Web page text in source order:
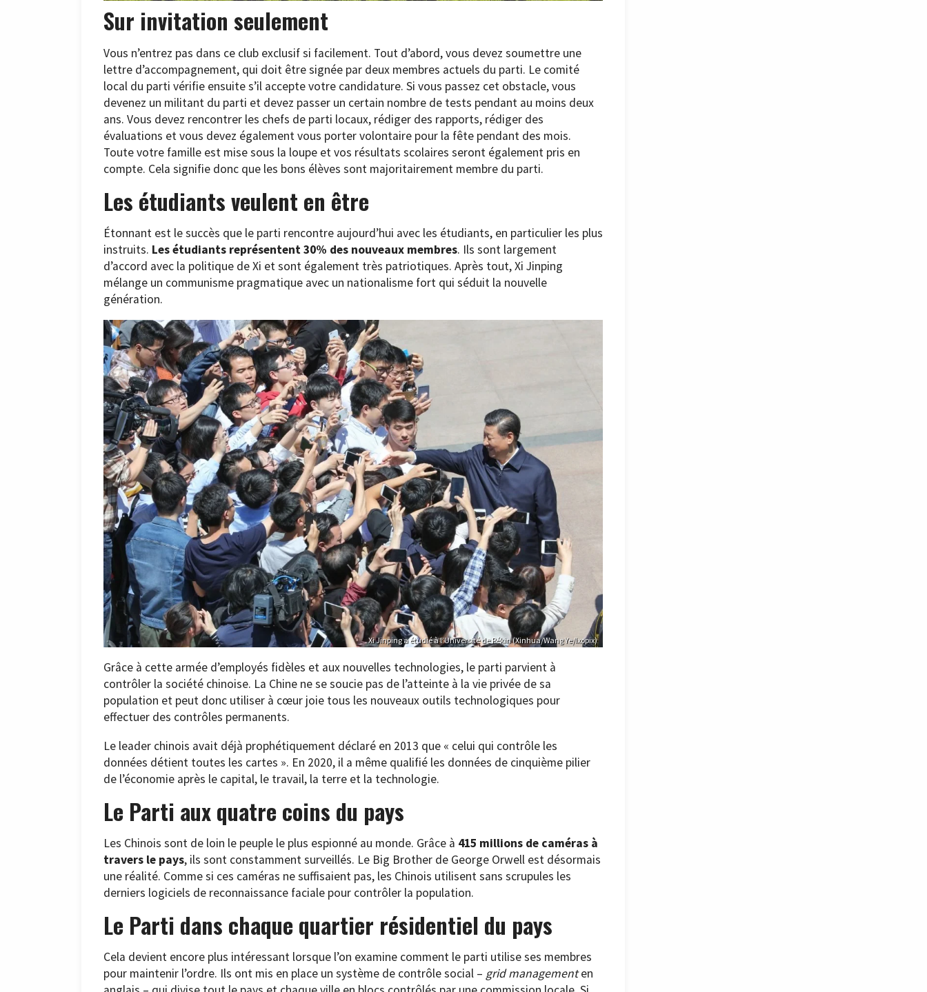
Sur invitation seulement
Vous n’entrez pas dans ce club exclusif si facilement. Tout d’abord, vous devez soumettre une
lettre d’accompagnement, qui doit être signée par deux membres actuels du parti. Le comité
local du parti vérifie ensuite s’il accepte votre candidature. Si vous passez cet obstacle, vous
devenez un militant du parti et devez passer un certain nombre de tests pendant au moins deux
ans. Vous devez rencontrer les chefs de parti locaux, rédiger des rapports, rédiger des
évaluations et vous devez également vous porter volontaire pour la fête pendant des mois.
Toute votre famille est mise sous la loupe et vos résultats scolaires seront également pris en
compte. Cela signifie donc que les bons élèves sont majoritairement membre du parti.
Les étudiants veulent en être
Étonnant est le succès que le parti rencontre aujourd’hui avec les étudiants, en particulier les plus
instruits. Les étudiants représentent 30% des nouveaux membres. Ils sont largement
d’accord avec la politique de Xi et sont également très patriotiques. Après tout, Xi Jinping
mélange un communisme pragmatique avec un nationalisme fort qui séduit la nouvelle
génération.
Xi Jinping a étudié à l’Université de Pékin (Xinhua/Wang Ye/Ixopix)
Grâce à cette armée d’employés fidèles et aux nouvelles technologies, le parti parvient à
contrôler la société chinoise. La Chine ne se soucie pas de l’atteinte à la vie privée de sa
population et peut donc utiliser à cœur joie tous les nouveaux outils technologiques pour
effectuer des contrôles permanents.
Le leader chinois avait déjà prophétiquement déclaré en 2013 que « celui qui contrôle les
données détient toutes les cartes ». En 2020, il a même qualifié les données de cinquième pilier
de l’économie après le capital, le travail, la terre et la technologie.
Le Parti aux quatre coins du pays
Les Chinois sont de loin le peuple le plus espionné au monde. Grâce à 415 millions de caméras à
travers le pays, ils sont constamment surveillés. Le Big Brother de George Orwell est désormais
une réalité. Comme si ces caméras ne suffisaient pas, les Chinois utilisent sans scrupules les
derniers logiciels de reconnaissance faciale pour contrôler la population.
Le Parti dans chaque quartier résidentiel du pays
Cela devient encore plus intéressant lorsque l’on examine comment le parti utilise ses membres
pour maintenir l’ordre. Ils ont mis en place un système de contrôle social – grid managementen